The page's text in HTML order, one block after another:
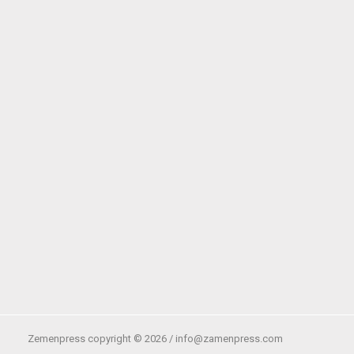
Zemenpress copyright © 2026 / info@zamenpress.com